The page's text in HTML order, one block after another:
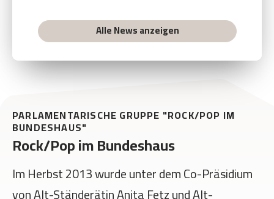
Mehr...
Alle News anzeigen
PARLAMENTARISCHE GRUPPE "ROCK/POP IM
BUNDESHAUS"
Rock/Pop im Bundeshaus
Im Herbst 2013 wurde unter dem Co-Präsidium
von Alt-Ständerätin Anita Fetz und Alt-